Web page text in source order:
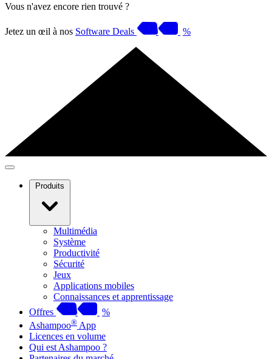
Vous n'avez encore rien trouvé ?
Jetez un œil à nos Software Deals %
Produits
Multimédia
Système
Productivité
Sécurité
Jeux
Applications mobiles
Connaissances et apprentissage
Offres
%
Ashampoo® App
Licences en volume
Qui est Ashampoo ?